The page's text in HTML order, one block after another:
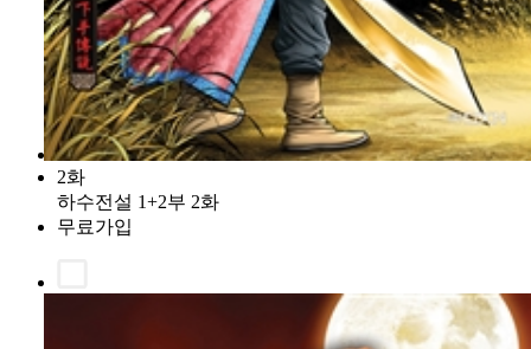
2화
하수전설 1+2부 2화
무료가입